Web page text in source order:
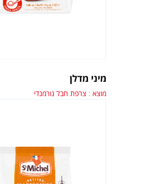
מיני מדלן
מוצא : צרפת חבל נורמנדי